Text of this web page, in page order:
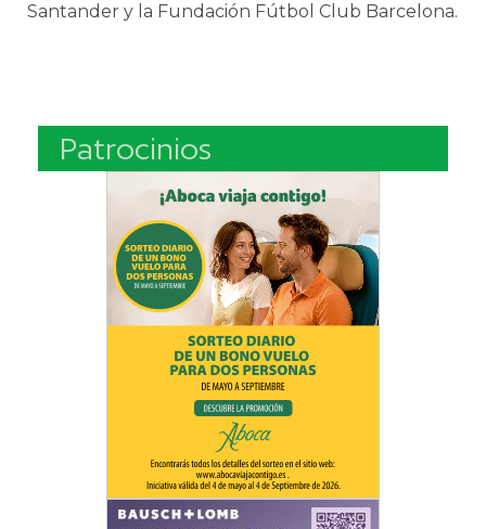
Santander y la Fundación Fútbol Club Barcelona.
Patrocinios